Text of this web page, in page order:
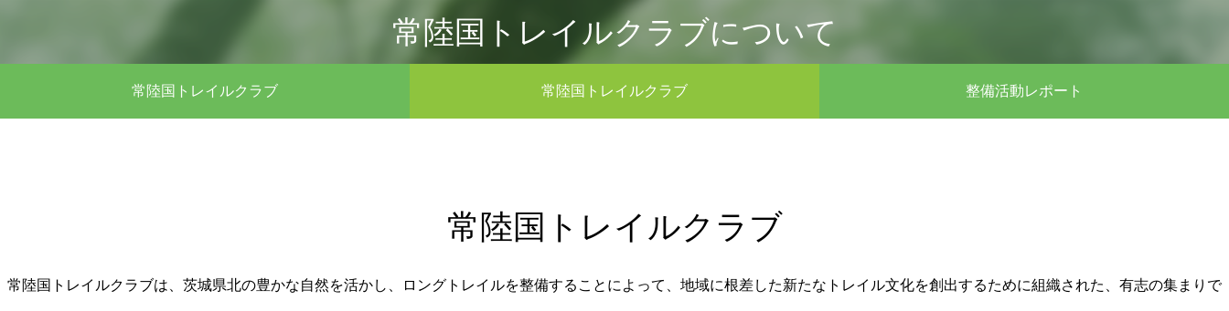
常陸国トレイルクラブについて
常陸国トレイルクラブ 常陸国トレイルクラブ 整備活動レポート
常陸国トレイルクラブ
常陸国トレイルクラブは、茨城県北の豊かな自然を活かし、ロングトレイルを整備することによって、地域に根差した新たなトレイル文化を創出するために組織された、有志の集まりで